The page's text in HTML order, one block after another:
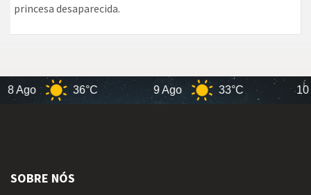
princesa desaparecida.
Ago 36°C 9 Ago 33°C 10
SOBRE NÓS